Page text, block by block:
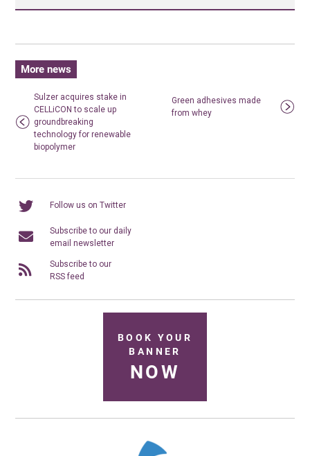
More news
Sulzer acquires stake in
CELLiCON to scale up
groundbreaking
technology for renewable
biopolymer
Green adhesives made
from whey
Follow us on Twitter
Subscribe to our daily
email newsletter
Subscribe to our
RSS feed
BOOK YOUR
BANNER
NOW